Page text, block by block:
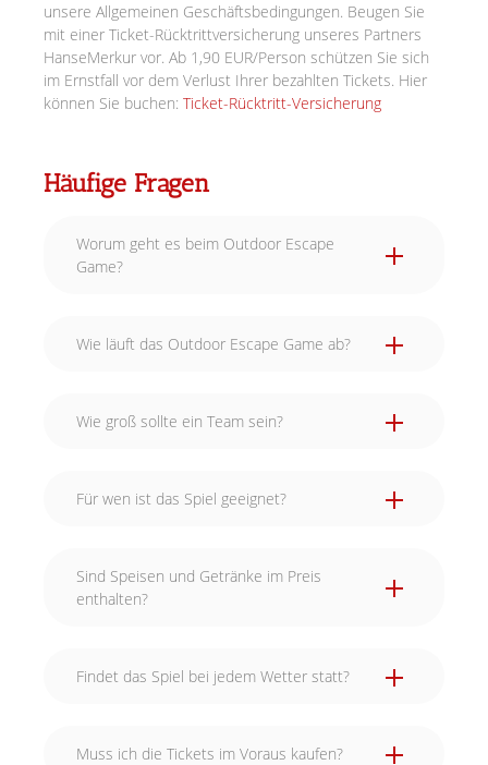
unsere Allgemeinen Geschäftsbedingungen. Beugen Sie
mit einer Ticket-Rücktrittversicherung unseres Partners
HanseMerkur vor. Ab 1,90 EUR/Person schützen Sie sich
im Ernstfall vor dem Verlust Ihrer bezahlten Tickets. Hier
können Sie buchen: Ticket-Rücktritt-Versicherung
Häufige Fragen
Worum geht es beim Outdoor Escape
Game?
Wie läuft das Outdoor Escape Game ab?
Wie groß sollte ein Team sein?
Für wen ist das Spiel geeignet?
Sind Speisen und Getränke im Preis
enthalten?
Findet das Spiel bei jedem Wetter statt?
Muss ich die Tickets im Voraus kaufen?